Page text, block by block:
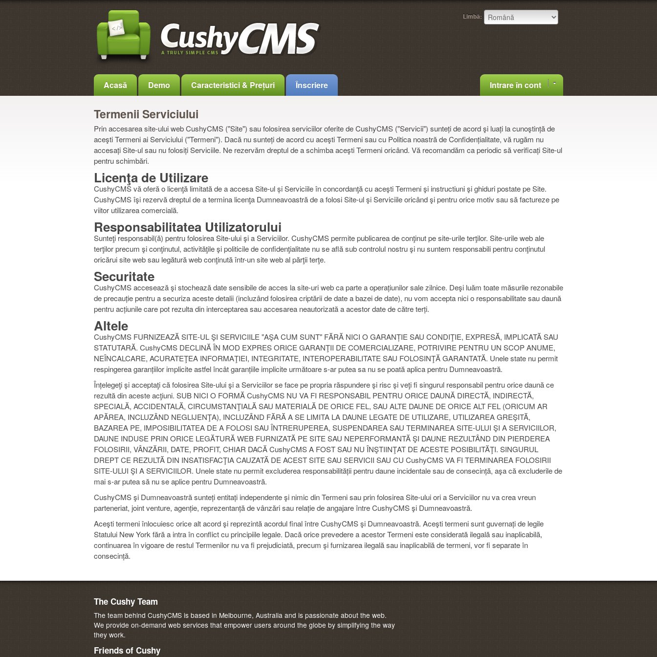
Limbă:
Acasă Demo Caracteristici & Prețuri Înscriere Intrare în cont
Termenii Serviciului
Prin accesarea site-ului web CushyCMS ("Site") sau folosirea serviciilor oferite de CushyCMS ("Servicii") sunteți de acord şi luați la cunoştință de
aceşti Termeni ai Serviciului ("Termeni"). Dacă nu sunteți de acord cu aceşti Termeni sau cu Politica noastră de Confidențialitate, vă rugăm nu
accesați Site-ul sau nu folosiți Serviciile. Ne rezervăm dreptul de a schimba aceşti Termeni oricând. Vă recomandăm ca periodic să verificați Site-ul
pentru schimbări.
Licenţa de Utilizare
CushyCMS vă oferă o licenţă limitată de a accesa Site-ul și Serviciile în concordanţă cu aceşti Termeni şi instructiuni şi ghiduri postate pe Site.
CushyCMS îşi rezervă dreptul de a termina licenţa Dumneavoastră de a folosi Site-ul şi Serviciile oricând şi pentru orice motiv sau să factureze pe
viitor utilizarea comercială.
Responsabilitatea Utilizatorului
Sunteţi responsabil(ă) pentru folosirea Site-ului şi a Serviciilor. CushyCMS permite publicarea de conţinut pe site-urile terţilor. Site-urile web ale
terţilor precum şi conţinutul, activităţile şi politicile de confidenţialitate nu se află sub controlul nostru şi nu suntem responsabili pentru conţinutul
oricărui site web sau legătură web conţinută într-un site web al părţii terţe.
Securitate
CushyCMS accesează şi stochează date sensibile de acces la site-uri web ca parte a operațiunilor sale zilnice. Deşi luăm toate măsurile rezonabile
de precauție pentru a securiza aceste detalii (incluzând folosirea criptării de date a bazei de date), nu vom accepta nici o responsabilitate sau daună
pentru acțiunile care pot rezulta din interceptarea sau accesarea neautorizată a acestor date de către terți.
Altele
CushyCMS FURNIZEAZĂ SITE-UL ŞI SERVICIILE "AŞA CUM SUNT" FĂRĂ NICI O GARANȚIE SAU CONDIŢIE, EXPRESĂ, IMPLICATĂ SAU
STATUTARĂ. CushyCMS DECLINĂ ÎN MOD EXPRES ORICE GARANŢII DE COMERCIALIZARE, POTRIVIRE PENTRU UN SCOP ANUME,
NEÎNCALCARE, ACURATEŢEA INFORMAŢIEI, INTEGRITATE, INTEROPERABILITATE SAU FOLOSINŢĂ GARANTATĂ. Unele state nu permit
respingerea garanțiilor implicite astfel încât garanțiile implicite următoare s-ar putea sa nu se poată aplica pentru Dumneavoastră.
Înțelegeţi şi acceptaţi că folosirea Site-ului şi a Serviciilor se face pe propria răspundere şi risc şi veţi fi singurul responsabil pentru orice daună ce
rezultă din aceste acţiuni. SUB NICI O FORMĂ CushyCMS NU VA FI RESPONSABIL PENTRU ORICE DAUNĂ DIRECTĂ, INDIRECTĂ,
SPECIALĂ, ACCIDENTALĂ, CIRCUMSTANŢIALĂ SAU MATERIALĂ DE ORICE FEL, SAU ALTE DAUNE DE ORICE ALT FEL (ORICUM AR
APĂREA, INCLUZÂND NEGLIJENŢA), INCLUZÂND FĂRĂ A SE LIMITA LA DAUNE LEGATE DE UTILIZARE, UTILIZAREA GREŞITĂ,
BAZAREA PE, IMPOSIBILITATEA DE A FOLOSI SAU ÎNTRERUPEREA, SUSPENDAREA SAU TERMINAREA SITE-ULUI ŞI A SERVICIILOR,
DAUNE INDUSE PRIN ORICE LEGĂTURĂ WEB FURNIZATĂ PE SITE SAU NEPERFORMANTĂ ŞI DAUNE REZULTÂND DIN PIERDEREA
FOLOSIRII, VÂNZĂRII, DATE, PROFIT, CHIAR DACĂ CushyCMS A FOST SAU NU ÎNŞTIINŢAT DE ACESTE POSIBILITĂŢI. SINGURUL
DREPT CE REZULTĂ DIN INSATISFACŢIA CAUZATĂ DE ACEST SITE SAU SERVICII SAU CU CushyCMS VA FI TERMINAREA FOLOSIRII
SITE-ULUI ŞI A SERVICIILOR. Unele state nu permit excluderea responsabilității pentru daune incidentale sau de consecință, aşa că excluderile de
mai s-ar putea să nu se aplice pentru Dumneavoastră.
CushyCMS şi Dumneavoastră sunteți entitați independente şi nimic din Termeni sau prin folosirea Site-ului ori a Serviciilor nu va crea vreun
parteneriat, joint venture, agenție, reprezentanță de vânzări sau relație de angajare între CushyCMS şi Dumneavoastră.
Aceşti termeni înlocuiesc orice alt acord şi reprezintă acordul final între CushyCMS şi Dumneavoastră. Aceşti termeni sunt guvernați de legile
Statului New York fără a intra în conflict cu principiile legale. Dacă orice prevedere a acestor Termeni este considerată ilegală sau inaplicabilă,
continuarea în vigoare de restul Termenilor nu va fi prejudiciată, precum şi furnizarea ilegală sau inaplicabilă de termeni, vor fi separate în
consecință.
The Cushy Team
The team behind CushyCMS is based in Melbourne, Australia and is passionate about the web.
We provide on-demand web services that empower users around the globe by simplifying the way
they work.
Friends of Cushy